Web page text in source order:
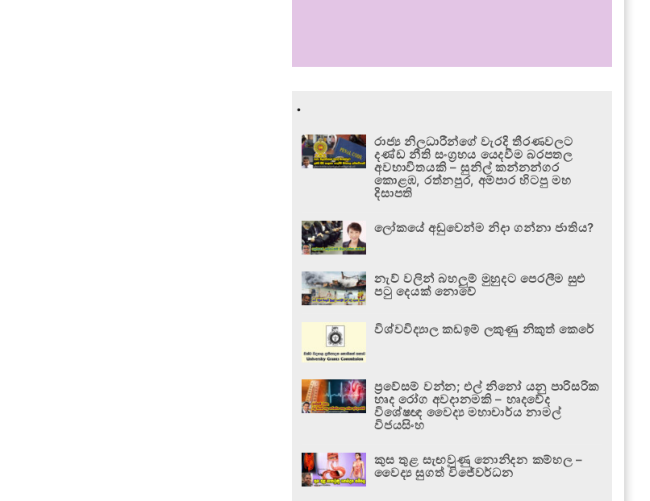
.
රාජ්‍ය නිලධාරීන්ගේ වැරදි තීරණවලට
දණ්ඩ නීති සංග්‍රහය යෙදවීම බරපතල
අවභාවිතයකි – සුනිල් කන්නන්ගර
කොළඹ, රත්නපුර, අම්පාර හිටපු මහ
දිසාපති
ලෝකයේ අඩුවෙන්ම නිදා ගන්නා ජාතිය?
නැව් වලින් බහලුම් මුහුදට පෙරලීම සුළු
පටු දෙයක් නොවේ
විශ්වවිද්‍යාල කඩඉම් ලකුණු නිකුත් කෙරේ
ප්‍රවේසම් වන්න; එල් නිනෝ යනු පාරිසරික
හෘද රෝග අවදානමකි – හෘදවේද
විශේෂඥ වෛද්‍ය මහාචාර්ය නාමල්
විජයසිංහ
කුස තුළ සැඟවුණු නොනිදන කම්හල –
වෛද්‍ය සුගත් විජේවර්ධන